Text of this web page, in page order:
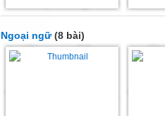
Ngoại ngữ(8 bài)